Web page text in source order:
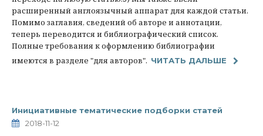
расширенный англоязычный аппарат для каждой статьи.
Помимо заглавия, сведений об авторе и аннотации,
теперь переводится и библиографический список.
Полные требования к оформлению библиографии
имеются в разделе "для авторов". ЧИТАТЬ ДАЛЬШЕ
Инициативные тематические подборки статей
2018-11-12